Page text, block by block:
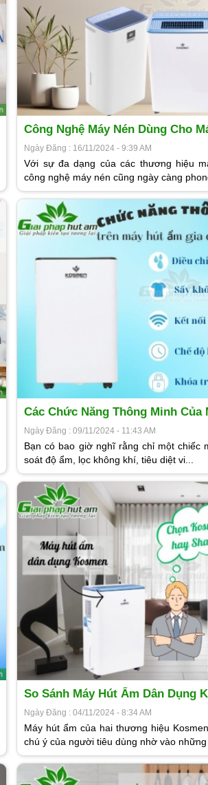
Công Nghệ Máy Nén Dùng Cho
Ngày Đăng : 16/11/2024 - 9:39 AM
Với sự đa dạng của các thương hiệu
công nghệ máy nén cũng ngày càng
Các Chức Năng Thông Minh Của
Bạn Nên Biết
Ngày Đăng : 09/11/2024 - 11:43 AM
Bạn có bao giờ nghĩ rằng chỉ một chiếc
soát độ ẩm, lọc không khí, tiêu diệt vi...
So Sánh Máy Hút Ẩm Dân Dụng
Ngày Đăng : 04/11/2024 - 8:34 AM
Máy hút ẩm của hai thương hiệu
chú ý của người tiêu dùng nhờ vào